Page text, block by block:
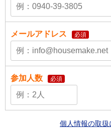
メールアドレス 必須
参加人数 必須
個人情報の取扱